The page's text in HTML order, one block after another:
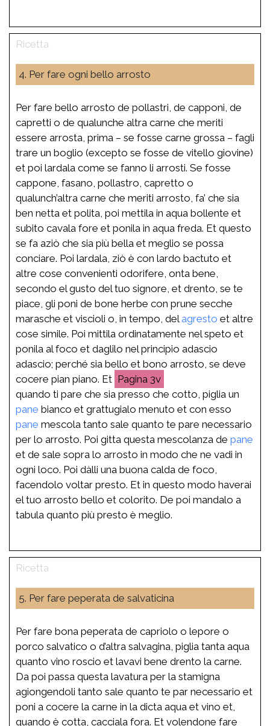
4. Per fare ogni bello arrosto
Per fare bello arrosto de pollastri, de capponi, de
capretti o de qualunche altra carne che meriti
essere arrosta, prima – se fosse carne grossa – fagli
trare un boglio (excepto se fosse de vitello giovine)
et poi lardala come se fanno li arrosti. Se fosse
cappone, fasano, pollastro, capretto o
qualunch’altra carne che meriti arrosto, fa’ che sia
ben netta et polita, poi mettila in aqua bollente et
subito cavala fore et ponila in aqua freda. Et questo
se fa aziò che sia più bella et meglio se possa
conciare. Poi lardala, ziò è con lardo bactuto et
altre cose convenienti odorifere, onta bene,
secondo el gusto del tuo signore, et drento, se te
piace, gli poni de bone herbe con prune secche
marasche et viscioli o, in tempo, delagresto et altre
cose simile. Poi mittila ordinatamente nel speto et
ponila al foco et daglilo nel principio adascio
adascio; perché sia bello et bono arrosto, se deve
cocere pian piano. Et
3v
quando ti pare che sia presso che cotto, piglia un
pane bianco et grattugialo menuto et con esso
pane mescola tanto sale quanto te pare necessario
per lo arrosto. Poi gitta questa mescolanza de pane
et de sale sopra lo arrosto in modo che ne vadi in
ogni loco. Poi dàlli una buona calda de foco,
facendolo voltar presto. Et in questo modo haverai
el tuo arrosto bello et colorito. De poi mandalo a
tabula quanto più presto è meglio.
5. Per fare peperata de salvaticina
Per fare bona peperata de capriolo o lepore o
porco salvatico o d’altra salvagina, piglia tanta aqua
quanto vino roscio et lavavi bene drento la carne.
Da poi passa questa lavatura per la stamigna
agiongendoli tanto sale quanto te par necessario et
poni a cocere la carne in la dicta aqua et vino et,
quando è cotta, cacciala fora. Et volendone fare